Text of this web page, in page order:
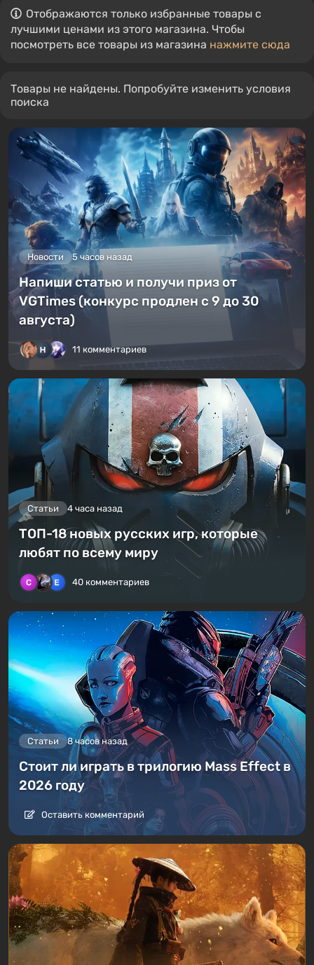
Отображаются только избранные товары с
лучшими ценами из этого магазина. Чтобы
посмотреть все товары из магазина нажмите сюда
Товары не найдены. Попробуйте изменить условия
поиска
Новости 5 часов назад
Напиши статью и получи приз от
VGTimes (конкурс продлен с 9 до 30
августа)
11 комментариев
Статьи 4 часа назад
ТОП-18 новых русских игр, которые
любят по всему миру
40 комментариев
Статьи 8 часов назад
Стоит ли играть в трилогию Mass Effect в
2026 году
Оставить комментарий